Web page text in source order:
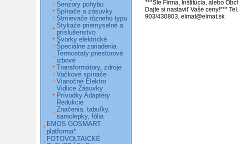
***Ste Firma, Inštitúcia, alebo
Dajte si nastaviť Vaše ceny!***
903/430803, elmat@elmat.sk
Senzory pohybu
Spínače a zásuvky
Stmievače rôzneho typu
Stykače priemyselné a
príslušenstvo
Svorky elektrické
Špeciálne zariadenia
Termostaty priestorové
izbové
Transformátory, zdroje
Vačkové spínače
Vianočné Elektro
Vidlice Zásuvky
Prívodky Adaptéry
Redukcie
Značenia, tabuľky,
samolepky, fólia
EMOS GOSMART
platforma*
FOTOVOLTAICKÉ